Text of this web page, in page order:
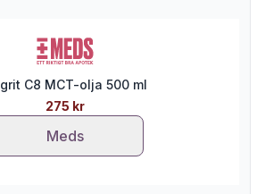
C8 MCT-olja 500 ml
275 kr
Meds